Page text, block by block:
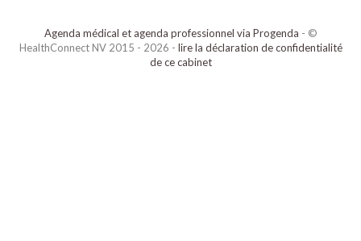
Agenda médical et agenda professionnel via Progenda - ©
HealthConnect NV 2015 - 2026 - lire la déclaration de confidentialité
de ce cabinet